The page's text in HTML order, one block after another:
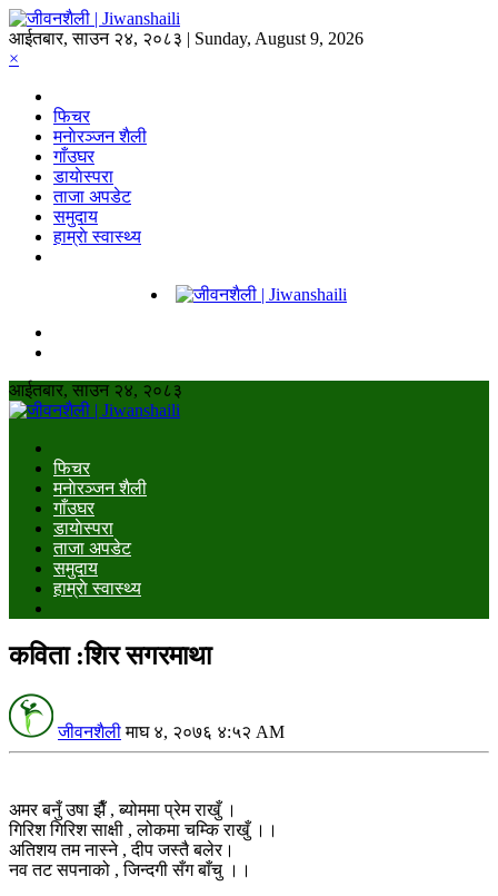
आईतबार, साउन २४, २०८३ | Sunday, August 9, 2026
×
फिचर
मनाेरञ्जन शैली
गाँउघर
डायाेस्परा
ताजा अपडेट
समुदाय
हाम्राे स्वास्थ्य
आईतबार, साउन २४, २०८३
फिचर
मनाेरञ्जन शैली
गाँउघर
डायाेस्परा
ताजा अपडेट
समुदाय
हाम्राे स्वास्थ्य
कविता :शिर सगरमाथा
जीवनशैली माघ ४, २०७६ ४:५२ AM
अमर बनुँ उषा झैँ , ब्योममा प्रेम राखुँ ।
गिरिश गिरिश साक्षी , लोकमा चम्कि राखुँ ।।
अतिशय तम नास्ने , दीप जस्तै बलेर।
नव तट सपनाको , जिन्दगी सँग बाँचु ।।